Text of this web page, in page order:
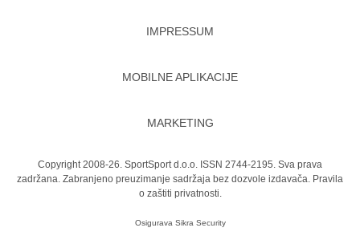
IMPRESSUM
MOBILNE APLIKACIJE
MARKETING
Copyright 2008-26. SportSport d.o.o. ISSN 2744-2195. Sva prava
zadržana. Zabranjeno preuzimanje sadržaja bez dozvole izdavača. Pravila
o zaštiti privatnosti.
Osigurava Sikra Security